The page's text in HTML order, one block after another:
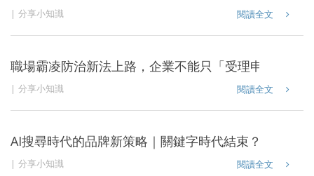
分享小知識 閱讀全文
職場霸凌防治新法上路，企業不能只「受理申訴」，
分享小知識 閱讀全文
AI搜尋時代的品牌新策略｜關鍵字時代結束？轉向私
分享小知識 閱讀全文